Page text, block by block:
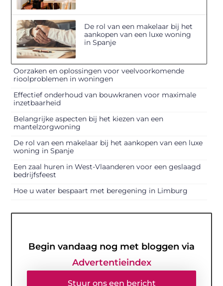
De rol van een makelaar bij het
aankopen van een luxe woning
in Spanje
Oorzaken en oplossingen voor veelvoorkomende
rioolproblemen in woningen
Effectief onderhoud van bouwkranen voor maximale
inzetbaarheid
Belangrijke aspecten bij het kiezen van een
mantelzorgwoning
De rol van een makelaar bij het aankopen van een luxe
woning in Spanje
Een zaal huren in West-Vlaanderen voor een geslaagd
bedrijfsfeest
Hoe u water bespaart met beregening in Limburg
Begin vandaag nog met bloggen via
Advertentieindex
Stuur ons een bericht